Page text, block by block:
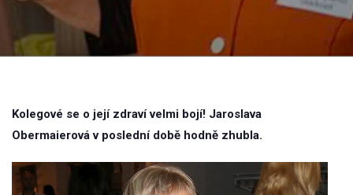
Kolegové se o její zdraví velmi bojí! Jaroslava
Obermaierová v poslední době hodně zhubla.